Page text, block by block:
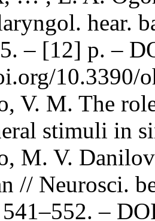
hear.
– [12] p. –
10.3390/
V. M. The
stimuli in
M. V.
// Neurosci.
–